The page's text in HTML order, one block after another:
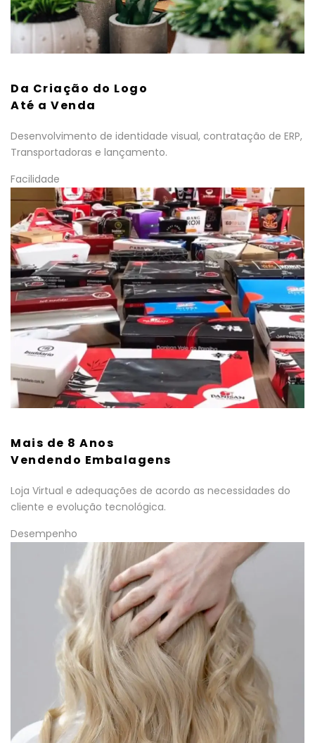
Da Criação do Logo
Até a Venda
Desenvolvimento de identidade visual, contratação de ERP,
Transportadoras e lançamento.
Facilidade
Mais de 8 Anos
Vendendo Embalagens
Loja Virtual e adequações de acordo as necessidades do
cliente e evolução tecnológica.
Desempenho